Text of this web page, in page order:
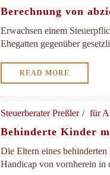
Berechnung von
Erwachsen einem
Ehegatten gegenüber
READ MORE
Steuerberater Preßler für
Behinderte Kinder
Die Eltern eines
Handicap von vornherein in